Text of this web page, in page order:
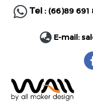
Tel : (66)89 691
E-mail: